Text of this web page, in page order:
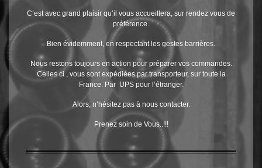
C’est avec grand plaisir qu’il vous accueillera, sur rendez vous de
préférence.
Bien évidemment, en respectant les gestes barrières.
Nous restons toujours en action pour préparer vos commandes.
Celles ci , vous sont expédiées par transporteur, sur toute la
France. Par UPS pour l’étranger.
Alors, n’hésitez pas à nous contacter.
Prenez soin de Vous..!!!